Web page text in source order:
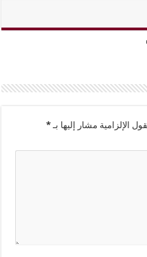
الإلزامية مشار إليها بـ*